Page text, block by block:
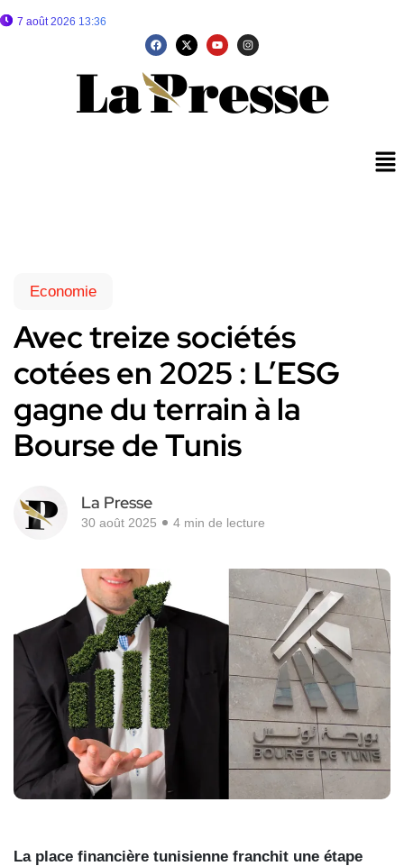
7 août 2026 13:36
Economie
Avec treize sociétés
cotées en 2025 : L’ESG
gagne du terrain à la
Bourse de Tunis
La Presse
30 août 2025 4 min de lecture
La place financière tunisienne franchit une étape